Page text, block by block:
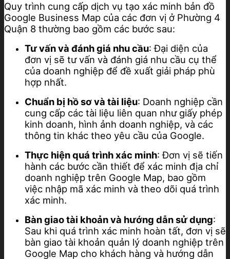
Quy trình cung cấp dịch vụ tạo xác minh bản đồ
Google Business Map của các đơn vị ở Phường 4
Quận 8 thường bao gồm các bước sau:
Tư vấn và đánh giá nhu cầu: Đại diện của
đơn vị sẽ tư vấn và đánh giá nhu cầu cụ thể
của doanh nghiệp để đề xuất giải pháp phù
hợp nhất.
Chuẩn bị hồ sơ và tài liệu: Doanh nghiệp cần
cung cấp các tài liệu liên quan như giấy phép
kinh doanh, hình ảnh doanh nghiệp, và các
thông tin khác theo yêu cầu của Google.
Thực hiện quá trình xác minh: Đơn vị sẽ tiến
hành các bước cần thiết để xác minh địa chỉ
doanh nghiệp trên Google Map, bao gồm
việc nhập mã xác minh và theo dõi quá trình
xác minh.
Bàn giao tài khoản và hướng dẫn sử dụng:
Sau khi quá trình xác minh hoàn tất, đơn vị sẽ
bàn giao tài khoản quản lý doanh nghiệp trên
Google Map cho khách hàng và hướng dẫn